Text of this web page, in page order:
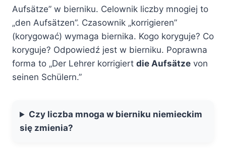
Aufsätze” w bierniku. Celownik liczby mnogiej to
„den Aufsätzen”. Czasownik „korrigieren”
(korygować) wymaga biernika. Kogo koryguje? Co
koryguje? Odpowiedź jest w bierniku. Poprawna
forma to „Der Lehrer korrigiert die Aufsätze von
seinen Schülern.”
Czy liczba mnoga w bierniku niemieckim
się zmienia?